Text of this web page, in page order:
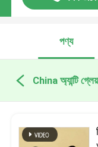
পণ্য
China অ্যান্টি